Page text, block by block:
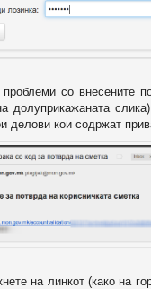
со внесените
долуприкажаната
делови кои содржат
на линкот (како на